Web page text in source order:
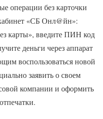
операции без карточки
«СБ Онл@йн»:
карты», введите ПИН код
деньги через аппарат
воспользоваться новой
заявить о своем
компании и оформить